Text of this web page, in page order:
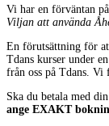
Vi har en förväntan
Viljan att använda
En förutsättning för
Tdans kurser under
från oss på Tdans. Vi
Ska du betala med
ange EXAKT